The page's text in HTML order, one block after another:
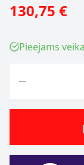
130,75 €
Pieejams